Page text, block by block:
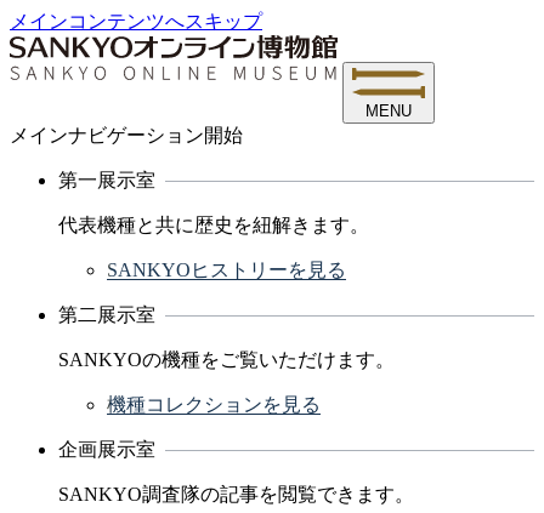
メインコンテンツへスキップ
MENU
メインナビゲーション開始
第一展示室
代表機種と共に歴史を紐解きます。
SANKYOヒストリーを見る
第二展示室
SANKYOの機種をご覧いただけます。
機種コレクションを見る
企画展示室
SANKYO調査隊の記事を閲覧できます。